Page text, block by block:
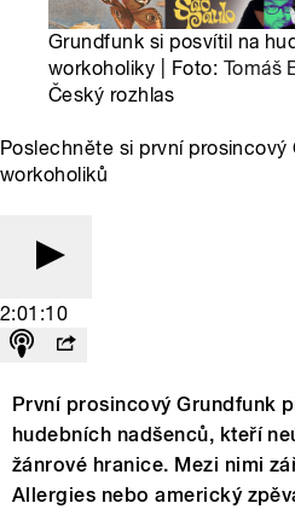
Grundfunk si posvítil na
workoholiky | Foto: Tomáš
Český rozhlas
Poslechněte si první
workoholiků
2:01:10
První prosincový Grundfunk
hudebních nadšenců, kteří
žánrové hranice. Mezi nimi
Allergies nebo americký